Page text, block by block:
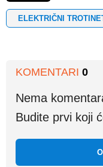
ELEKTRIČNI
KOMENTARI 0
Nema
Budite prvi koji